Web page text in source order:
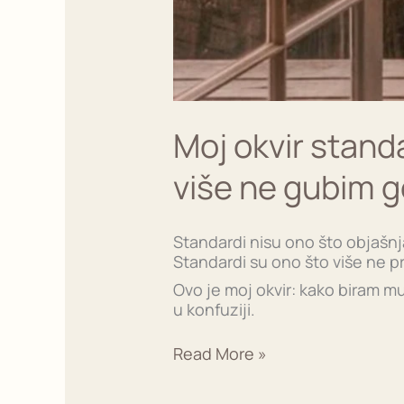
Moj okvir
više ne gubim
Standardi nisu ono što
Standardi su ono što više ne
Ovo je moj okvir: kako biram
u konfuziji.
Read More »